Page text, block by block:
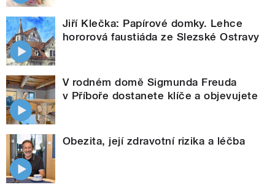
Jiří Klečka: Papírové domky. Lehce
hororová faustiáda ze Slezské Ostravy
V rodném domě Sigmunda Freuda
v Příboře dostanete klíče a objevujete
Obezita, její zdravotní rizika a léčba